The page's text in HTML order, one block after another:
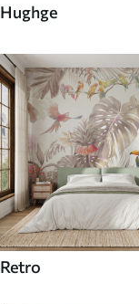
Hughge
Retro